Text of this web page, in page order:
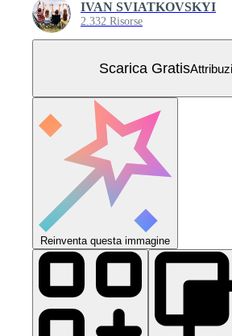
IVAN SVIATKOVSKYI
2.332 Risorse
Scarica Gratis
Reinventa questa immagine